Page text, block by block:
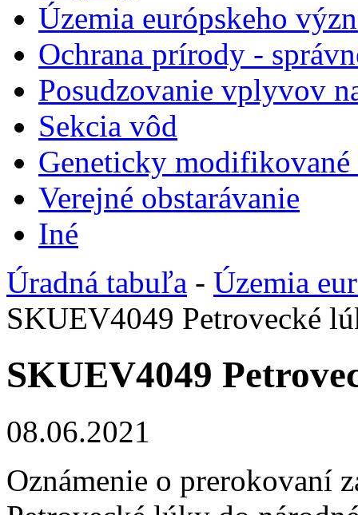
Územia európskeho
Ochrana prírody -
Posudzovanie vplyvov
Sekcia vôd
Geneticky
Verejné obstarávanie
Iné
Úradná tabuľa - Územia
SKUEV4049 Petrovecké
SKUEV4049
08.06.2021
Oznámenie o prerokovaní